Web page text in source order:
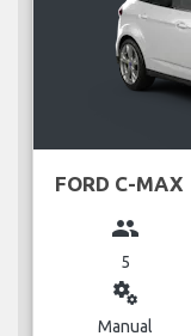
FORD C-MAX
group
5
miscellaneous_services
Manual